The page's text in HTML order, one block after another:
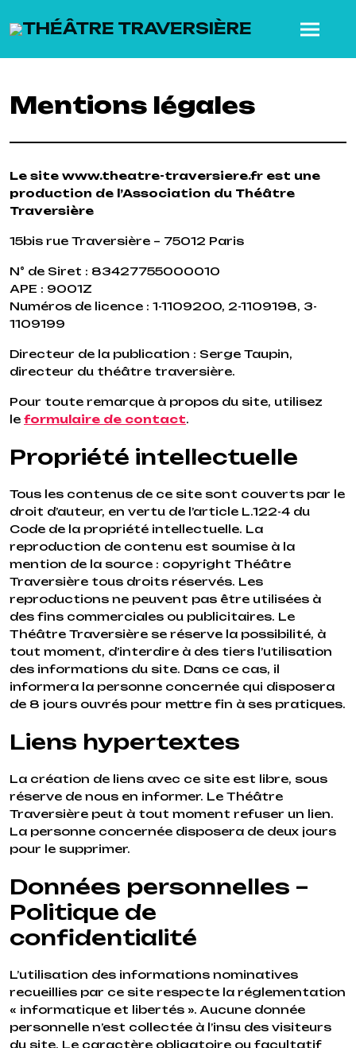
Mentions légales
Le site www.theatre-traversiere.fr est une
production de l’Association du Théâtre
Traversière
15bis rue Traversière – 75012 Paris
N° de Siret : 83427755000010
APE : 9001Z
Numéros de licence : 1-1109200, 2-1109198, 3-
1109199
Directeur de la publication : Serge Taupin,
directeur du théâtre traversière.
Pour toute remarque à propos du site, utilisez
le formulaire de contact.
Propriété intellectuelle
Tous les contenus de ce site sont couverts par le
droit d’auteur, en vertu de l’article L.122-4 du
Code de la propriété intellectuelle. La
reproduction de contenu est soumise à la
mention de la source : copyright Théâtre
Traversière tous droits réservés. Les
reproductions ne peuvent pas être utilisées à
des fins commerciales ou publicitaires. Le
Théâtre Traversière se réserve la possibilité, à
tout moment, d’interdire à des tiers l’utilisation
des informations du site. Dans ce cas, il
informera la personne concernée qui disposera
de 8 jours ouvrés pour mettre fin à ses pratiques.
Liens hypertextes
La création de liens avec ce site est libre, sous
réserve de nous en informer. Le Théâtre
Traversière peut à tout moment refuser un lien.
La personne concernée disposera de deux jours
pour le supprimer.
Données personnelles –
Politique de
confidentialité
L’utilisation des informations nominatives
recueillies par ce site respecte la réglementation
« informatique et libertés ». Aucune donnée
personnelle n’est collectée à l’insu des visiteurs
du site. Le caractère obligatoire ou facultatif